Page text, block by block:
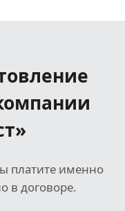
платите именно
в договоре.